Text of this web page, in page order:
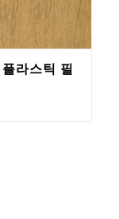
라스틱 필